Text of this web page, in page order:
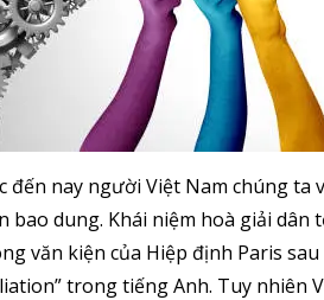
đến nay người Việt Nam chúng ta
bao dung. Khái niệm hoà giải dân
văn kiện của Hiệp định Paris
trong tiếng Anh. Tuy nhiên